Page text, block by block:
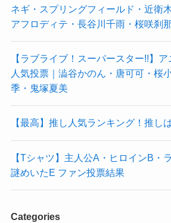
ネギ・スプリングフィールド・近衛
アフロディテ・長谷川千雨・桜咲刹
【ラブライブ！スーパースター!!】
人気投票｜澁谷かのん・唐可可・桜
季・鬼塚夏美
【最高】推し人気ランキング！推し
【Tシャツ】主人公A・ヒロインB・
謎めいたE ファン投票結果
Categories